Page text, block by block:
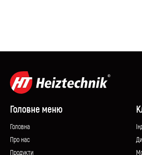
Головне меню
Головна
Про нас
Продукти